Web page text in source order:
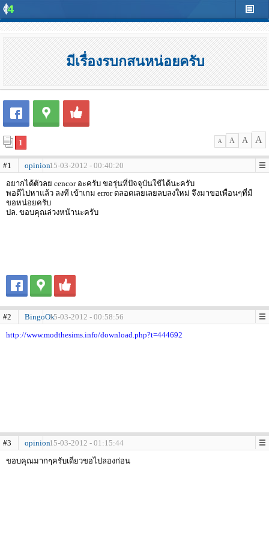
มีเรื่องรบกสนหน่อยครับ
1 A A A A
#1 opinion15-03-2012 - 00:40:20
อยากได้ตัวลย cencor อะครับ ขอรุ่นที่ปัจจุบันใช้ได้นะครับ
พอดีไปหาแล้ว ลงที เข้าเกม error ตลอดเลยเลยลบลงใหม่ จึงมาขอเพื่อนๆที่มี
ขอหน่อยครับ
ปล. ขอบคุณล่วงหน้านะครับ
#2 BingoOk15-03-2012 - 00:58:56
http://www.modthesims.info/download.php?t=444692
#3 opinion15-03-2012 - 01:15:44
ขอบคุณมากๆครับเดี่ยวขอไปลองก่อน